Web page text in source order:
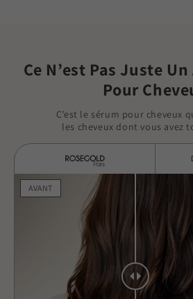
Ce N’est Pas Juste
Pour
C’est le sérum pour cheveux
les cheveux dont vous avez
AVANT